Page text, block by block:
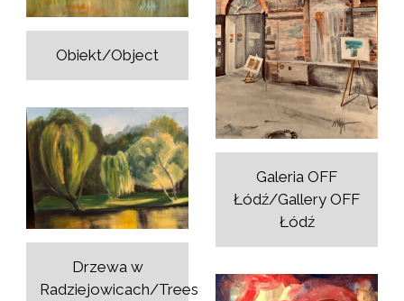
Obiekt/Object
Galeria OFF
Łódź/Gallery OFF
Łódź
Drzewa w
Radziejowicach/Trees